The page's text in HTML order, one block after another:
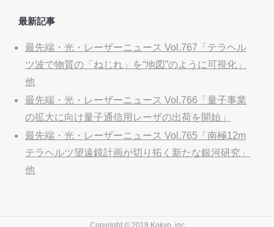
最新記事
最先端・光・レーザーニュース Vol.767「テラヘル
ツ波で物質の「ねじれ」を“地図”のように可視化」
他
最先端・光・レーザーニュース Vol.766「量子事業
の拡大に向け量子通信用レーザの出荷を開始」
最先端・光・レーザーニュース Vol.765「南極12m
テラヘルツ望遠鏡計画が切り拓く新たな銀河研究」
他
Copyright © 2019 Kokyo, inc